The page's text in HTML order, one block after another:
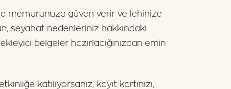
memurunuza güven verir ve lehinize
seyahat nedenleriniz hakkındaki
belgeler hazırladığınızdan emin
katılıyorsanız, kayıt kartınızı,